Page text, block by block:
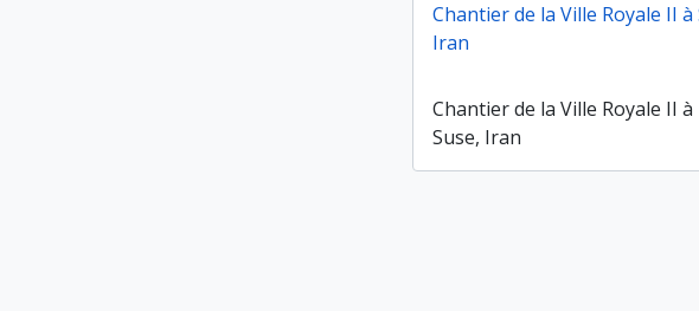
Chantier de la Ville Royale II à
Iran
Chantier de la Ville Royale II à
Suse, Iran